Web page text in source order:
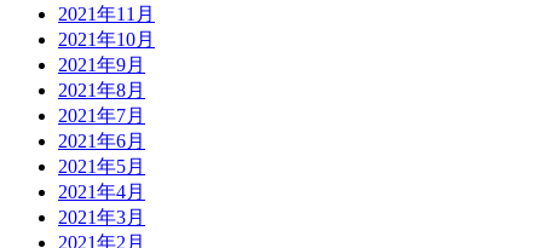
2021年11月
2021年10月
2021年9月
2021年8月
2021年7月
2021年6月
2021年5月
2021年4月
2021年3月
2021年2月